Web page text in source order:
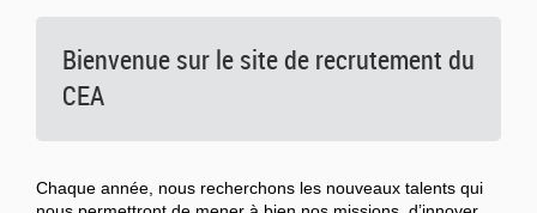
Bienvenue sur le site de recrutement du
CEA
Chaque année, nous recherchons les nouveaux talents qui